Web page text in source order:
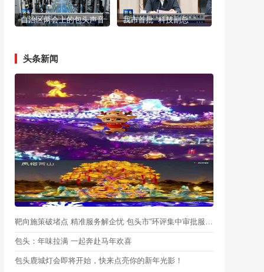
自治区两会上的包头声音 我市首批 “科技副总” “产业教授”进行成果展示
头条新闻
靶向施策破堵点 精准服务解企忧 包头市“环评集中审批服务月”启动
包头：年味拉满 一起奔赴马年欢喜
包头鹿城灯会即将开始，快来点亮你的新年光影！